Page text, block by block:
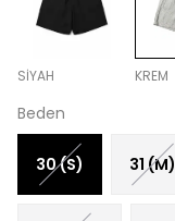
SİYAH KREM
Beden
30 (S) 31 (M)